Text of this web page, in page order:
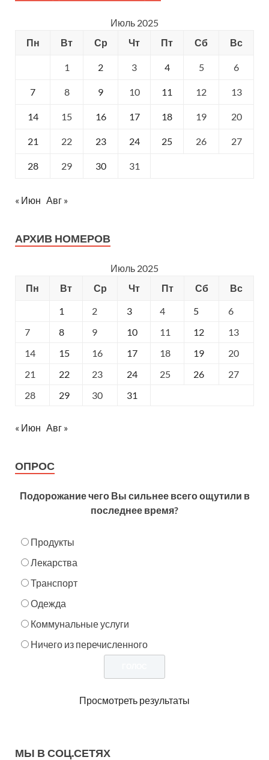
Июль 2025
Пн
Вт Ср Чт Пт Сб Вс
1 2 3 4 5 6
7 8 9 10 11 12 13
14 15 16 17 18 19 20
21 22 23 24 25 26 27
28 29 30 31
« Июн Авг »
АРХИВ НОМЕРОВ
Июль 2025
Пн
Вт Ср Чт Пт Сб
Вс
1
2 3 4 5
6
7
8 9 10 11 12
13
14
15 16 17 18 19
20
21
22 23 24 25 26
27
28
29 30 31
« Июн Авг »
ОПРОС
Подорожание чего Вы сильнее всего ощутили в
последнее время?
Продукты
Лекарства
Транспорт
Одежда
Коммунальные услуги
Ничего из перечисленного
Просмотреть результаты
МЫ В СОЦ.СЕТЯХ